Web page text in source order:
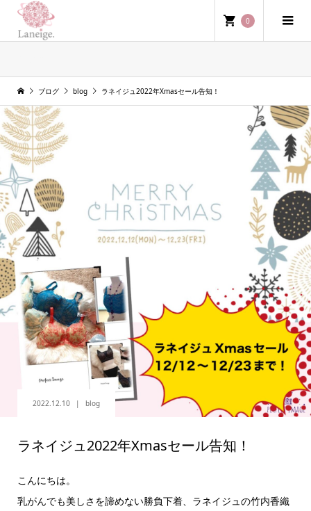
0
ブログ blog ラネイジュ2022年Xmasセール告知！
2022.12.10 blog
ラネイジュ2022年Xmasセール告知！
こんにちは。
乳がんでも美しさを諦めない勝負下着、ラネイジュの竹内香織